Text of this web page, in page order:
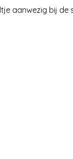
aanwezig bij de